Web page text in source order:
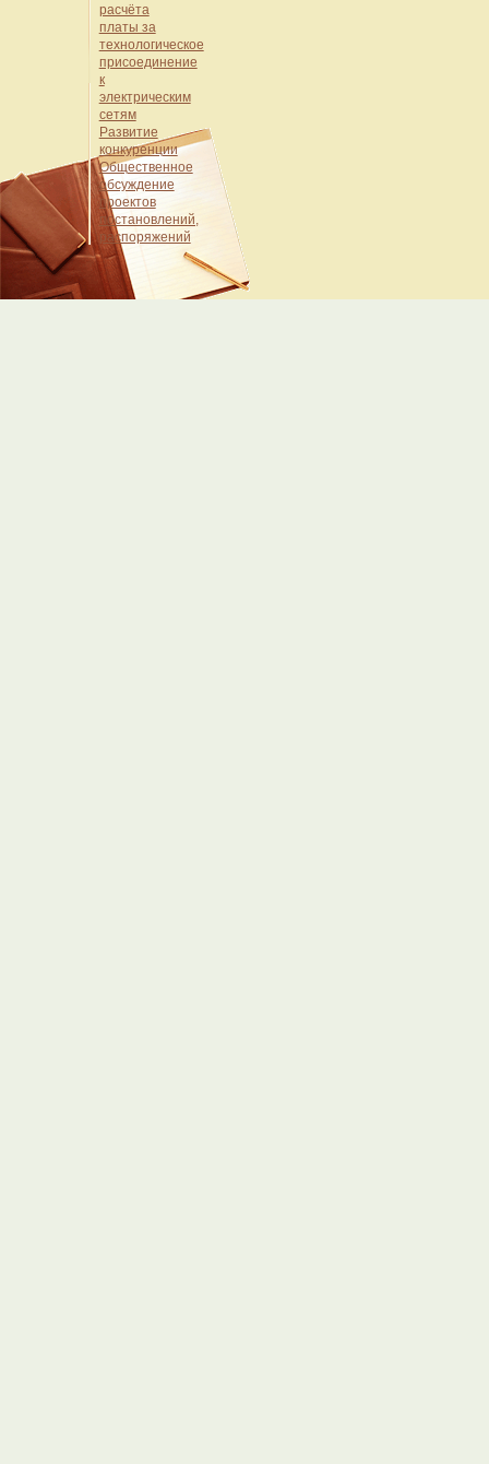
расчёта
платы за
технологическое
присоединение
к
электрическим
сетям
Развитие
конкуренции
Общественное
обсуждение
проектов
постановлений,
распоряжений